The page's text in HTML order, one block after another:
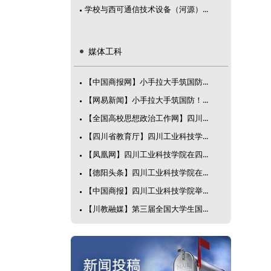
学校与西可通信技术设备（河源）...
媒体工科
【中国商报网】小手拉大手筑国防...
【网易新闻】小手拉大手筑国防！...
【全国高校思想政治工作网】四川...
【四川省教育厅】四川工业科技学...
【凤凰网】四川工业科技学院在四...
【德阳头条】四川工业科技学院在...
【中国商报】四川工业科技学院举...
【川教融媒】第三届全国大学生国...